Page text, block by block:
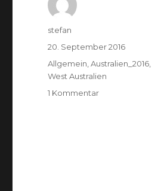
Autor
stefan
Veröffentlicht
am
20. September 2016
Kategorien
Allgemein,Australien_2016,
West Australien
1 Kommentarzu